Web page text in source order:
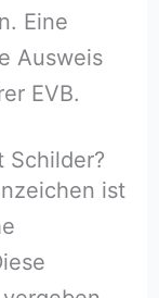
Eine
Ausweis
EVB.
Schilder?
ist